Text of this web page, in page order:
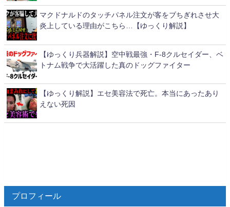
マクドナルドのタッチパネル注文が客をブちぎれさせ大
炎上している理由がこちら…【ゆっくり解説】
【ゆっくり兵器解説】空中戦最強・F-8クルセイダー、ベ
トナム戦争で大活躍した真のドッグファイター
【ゆっくり解説】エセ美容法で死亡。本当にあったあり
えない死因
プロフィール